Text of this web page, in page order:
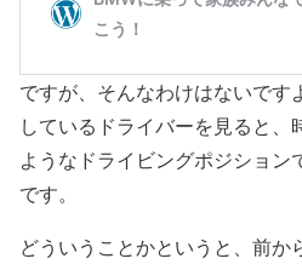
ですが、そんなわけはないです
しているドライバーを見ると、
ようなドライビングポジション
です。
どういうことかというと、前か